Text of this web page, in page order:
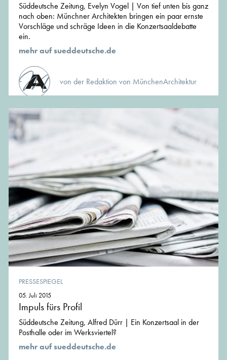
Süddeutsche Zeitung, Evelyn Vogel | Von tief unten bis ganz
nach oben: Münchner Architekten bringen ein paar ernste
Vorschläge und schräge Ideen in die Konzertsaaldebatte
ein.
mehr auf sueddeutsche.de
von der Redaktion von MünchenArchitektur
PRESSESPIEGEL
05. Juli 2015
Impuls fürs Profil
Süddeutsche Zeitung, Alfred Dürr | Ein Konzertsaal in der
Posthalle oder im Werksviertel?
mehr auf sueddeutsche.de